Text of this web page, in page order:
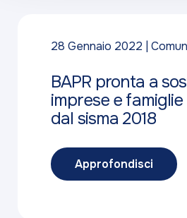
28 Gennaio 2022
BAPR pronta a
imprese e
dal sisma 2018
Approfondisci